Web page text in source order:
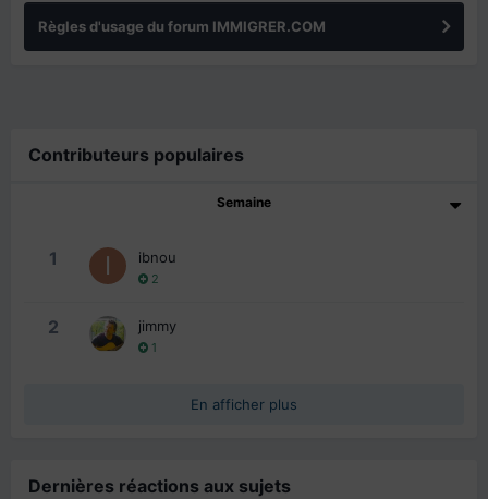
Règles d'usage du forum IMMIGRER.COM
Contributeurs populaires
Semaine
1 ibnou
2
2 jimmy
1
En afficher plus
Dernières réactions aux sujets